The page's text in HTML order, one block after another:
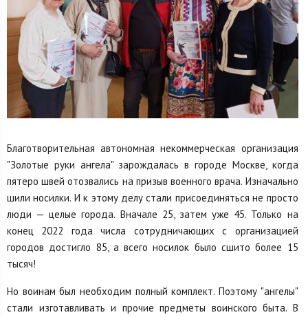
Благотворительная автономная некоммерческая организация
"Золотые руки ангела" зарождалась в городе Москве, когда
пятеро швей отозвались на призыв военного врача. Изначально
шили носилки. И к этому делу стали присоединяться не просто
люди — целые города. Вначале 25, затем уже 45. Только на
конец 2022 года числа сотрудничающих с организацией
городов достигло 85, а всего носилок было сшито более 15
тысяч!
Но воинам был необходим полный комплект. Поэтому "ангелы"
стали изготавливать и прочие предметы воинского быта. В